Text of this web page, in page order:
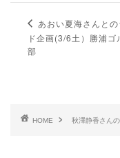
あおい夏海さんと
ド企画(3/6土）勝浦ゴ
部
HOME 秋澤静香さん